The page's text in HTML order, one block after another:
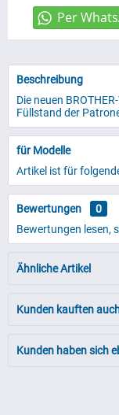
Beschreibung
Die neuen
Füllstand der
für Modelle
Artikel ist für
Bewertungen
0
Bewertungen lesen,
Ähnliche Artikel
Kunden kauften
Kunden haben sich